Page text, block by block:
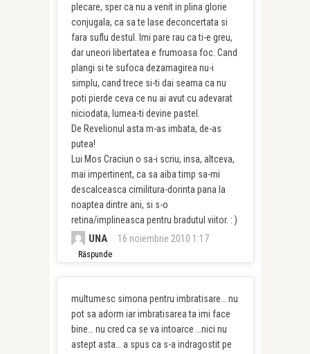
plecare, sper ca nu a venit in plina glorie
conjugala, ca sa te lase deconcertata si
fara suflu destul. Imi pare rau ca ti-e greu,
dar uneori libertatea e frumoasa foc. Cand
plangi si te sufoca dezamagirea nu-i
simplu, cand trece si-ti dai seama ca nu
poti pierde ceva ce nu ai avut cu adevarat
niciodata, lumea-ti devine pastel.
De Revelionul asta m-as imbata, de-as
putea!
Lui Mos Craciun o sa-i scriu, insa, altceva,
mai impertinent, ca sa aiba timp sa-mi
descalceasca cimilitura-dorinta pana la
noaptea dintre ani, si s-o
retina/implineasca pentru bradutul viitor. : )
UNA 16 noiembrie 2010 1:17
Răspunde
multumesc simona pentru imbratisare… nu
pot sa adorm iar imbratisarea ta imi face
bine… nu cred ca se va intoarce …nici nu
astept asta… a spus ca s-a indragostit pe